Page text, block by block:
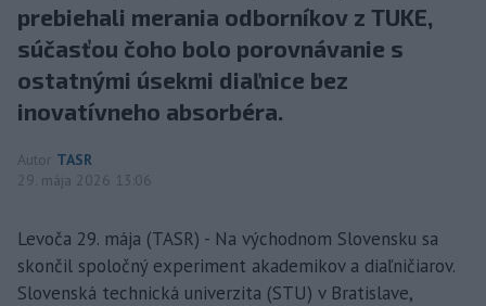
prebiehali merania odborníkov z TUKE,
súčasťou čoho bolo porovnávanie s
ostatnými úsekmi diaľnice bez
inovatívneho absorbéra.
Autor TASR
29. mája 2026 13:06
Levoča 29. mája (TASR) - Na východnom Slovensku sa
skončil spoločný experiment akademikov a diaľničiarov.
Slovenská technická univerzita (STU) v Bratislave,